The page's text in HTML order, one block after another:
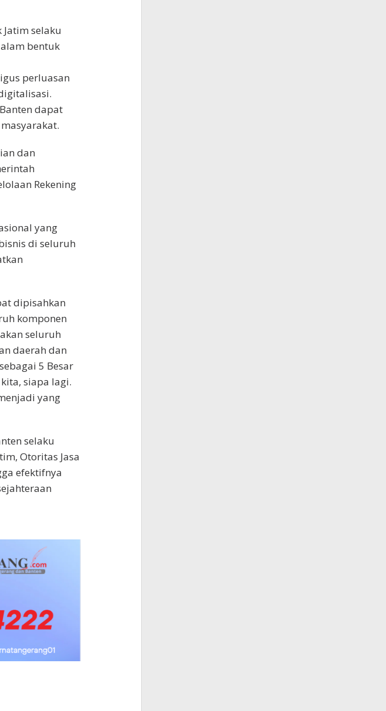
selaku
bentuk
perluasan
dapat
dan
Rekening
yang
di seluruh
dipisahkan
komponen
seluruh
daerah dan
5 Besar
siapa lagi.
yang
selaku
Otoritas Jasa
efektifnya